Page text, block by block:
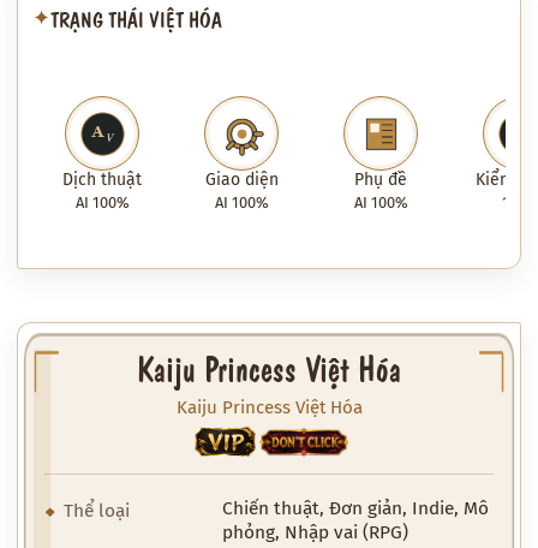
✦TRẠNG THÁI VIỆT HÓA
Dịch thuật
AI 100%
Giao diện
AI 100%
Phụ đề
AI 100%
Kiểm
100%
Kaiju Princess Việt Hóa
Kaiju Princess Việt Hóa
VIP 18+
Thể loại
Chiến thuật, Đơn giản, Indie, Mô
phỏng, Nhập vai (RPG)